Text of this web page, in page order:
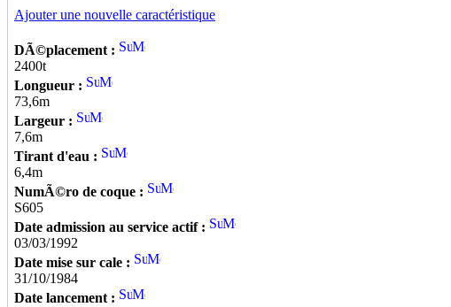
Ajouter une nouvelle caractéristique
DÃ©placement :
2400t
Longueur :
73,6m
Largeur :
7,6m
Tirant d'eau :
6,4m
NumÃ©ro de coque :
S605
Date admission au service actif :
03/03/1992
Date mise sur cale :
31/10/1984
Date lancement :